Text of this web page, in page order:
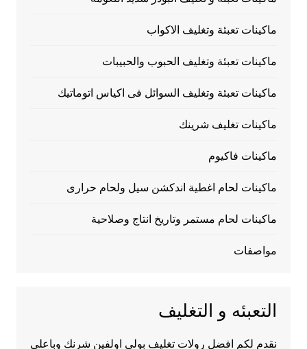
ماكينات تعبئة وتغليف الاكواب
ماكينات تعبئة وتغليف الحبوب والحبيبات
ماكينات تعبئة وتغليف السوائل فى اكياس اتوماتيك
ماكينات تغليف شرينك
ماكينات فاكيوم
ماكينات لحام اغطية اندكشن سيل ولحام حرارى
ماكينات لحام مستمر وتاريخ انتاج وصلاحية
مواصفات
التعبئه و التغليف
نقدم لكم افضل رولات تغليف بولي اولفين شرنك وباعلى